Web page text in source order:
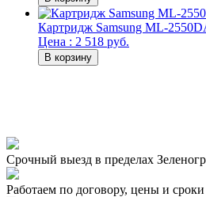
Картридж Samsung ML-
Цена : 2 518 руб.
Срочный выезд в пределах
Работаем по договору, цены и